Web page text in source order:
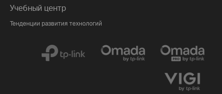
Учебный центр
Тенденции развития технологий